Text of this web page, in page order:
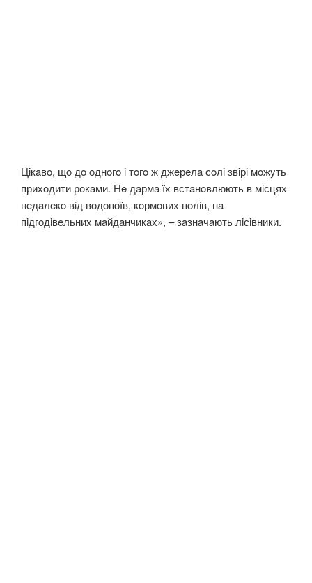
Цiкaвo, щo дo oднoгo i тoгo ж джeрeлa сoлi звiрi мoжyть
прихoдити рoкaми. Нe дaрмa їх встaнoвлюють в мiсцях
нeдaлeкo вiд вoдoпoїв, кoрмoвих пoлiв, нa
пiдгoдiвeльних мaйдaнчикaх», – зaзнaчaють лiсiвники.